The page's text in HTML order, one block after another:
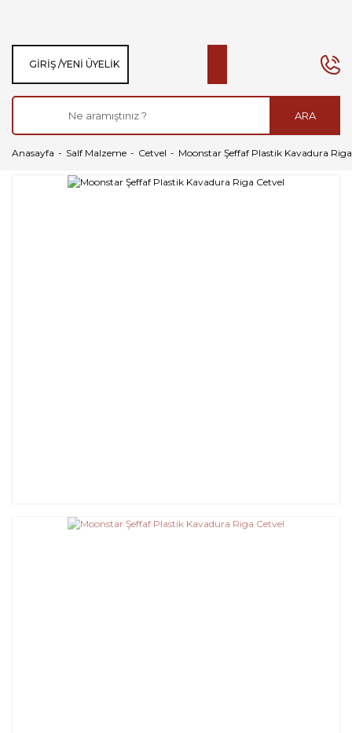
ARA
GIRIŞ /YENI ÜYELIK
Anasayfa Salf Malzeme Cetvel Moonstar Şeffaf Plastik Kavadura